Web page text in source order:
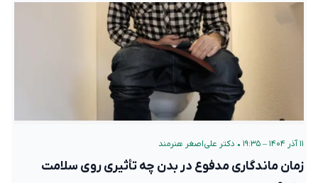
۱۱ آذر ۱۴۰۴ – ۱۹:۳۵ • دکتر علی‌اصغر هنرمند
زمان ماندگاری مدفوع در بدن‌ چه تأثیری روی سلامت